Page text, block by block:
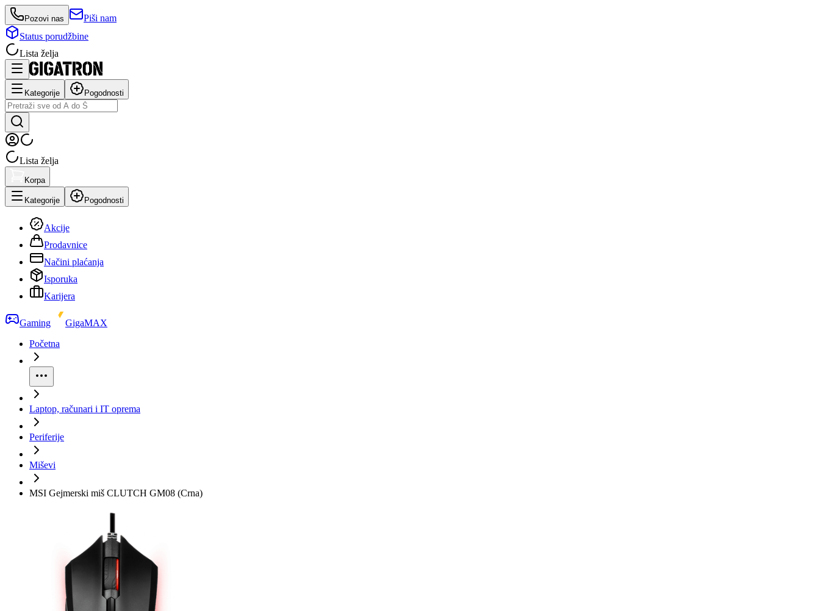
Pozovi nas
Piši nam
Status porudžbine
Lista želja
Kategorije Pogodnosti
Lista želja
Korpa
Kategorije Pogodnosti
Akcije
Prodavnice
Načini plaćanja
Isporuka
Karijera
Gaming
GigaMAX
Početna
Laptop, računari i IT oprema
Periferije
Miševi
MSI Gejmerski miš CLUTCH GM08 (Crna)